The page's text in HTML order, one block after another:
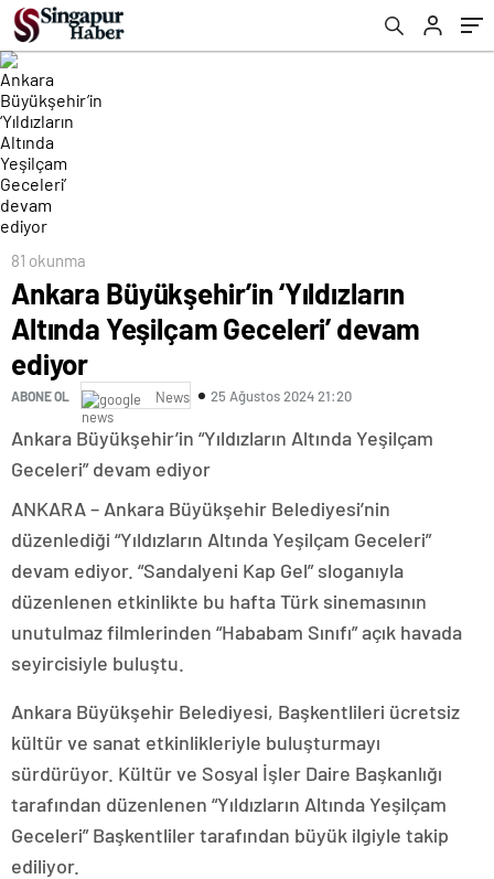
81 okunma
Ankara Büyükşehir’in ‘Yıldızların
Altında Yeşilçam Geceleri’ devam
ediyor
ABONE OL News 25 Ağustos 2024 21:20
Ankara Büyükşehir’in “Yıldızların Altında Yeşilçam
Geceleri” devam ediyor
ANKARA – Ankara Büyükşehir Belediyesi’nin
düzenlediği “Yıldızların Altında Yeşilçam Geceleri”
devam ediyor. “Sandalyeni Kap Gel” sloganıyla
düzenlenen etkinlikte bu hafta Türk sinemasının
unutulmaz filmlerinden “Hababam Sınıfı” açık havada
seyircisiyle buluştu.
Ankara Büyükşehir Belediyesi, Başkentlileri ücretsiz
kültür ve sanat etkinlikleriyle buluşturmayı
sürdürüyor. Kültür ve Sosyal İşler Daire Başkanlığı
tarafından düzenlenen “Yıldızların Altında Yeşilçam
Geceleri” Başkentliler tarafından büyük ilgiyle takip
ediliyor.